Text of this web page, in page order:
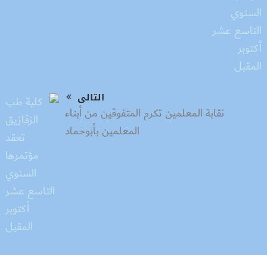
التالى
نقابة المعلمين تكرم المتفوقين من أبناء
المعلمين بأبوحماد